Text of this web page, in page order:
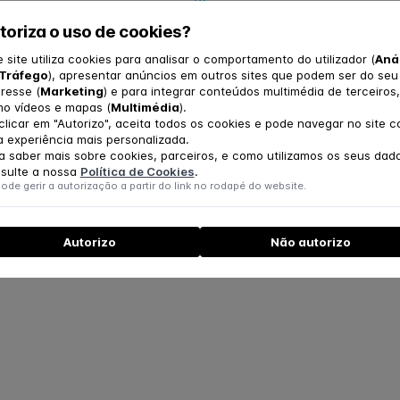
o uso de cookies?
site utiliza cookies para analisar o comportamento do utilizador (
), apresentar anúncios em outros sites que podem ser do seu
(Marketing) e para integrar conteúdos multimédia de terceiros,
vídeos e mapas (Multimédia).
em "Autorizo", aceita todos os cookies e pode navegar no site
experiência mais personalizada.
saber mais sobre cookies, parceiros, e como utilizamos os seus
a nossa Política de Cookies.
gerir a autorização a partir do link no rodapé do website.
Autorizo Não autorizo
é reproduzido a partir de uma fonte
disponível porque os cookies não foram
Eis o que pode fazer:
aceder ao conteúdo na sua localização original
gerir as suas preferências de cookies e recarregar a página